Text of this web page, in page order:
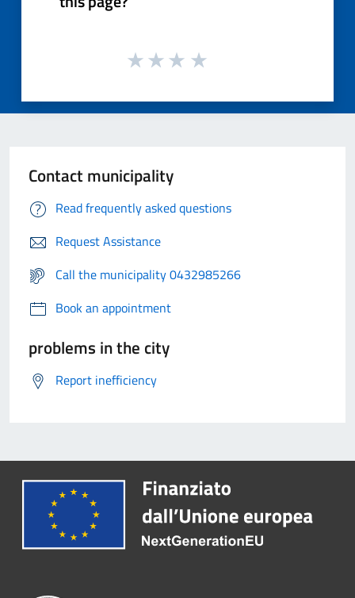
Contact municipality
Read frequently asked questions
Request Assistance
Call the municipality 0432985266
Book an appointment
problems in the city
Report inefficiency